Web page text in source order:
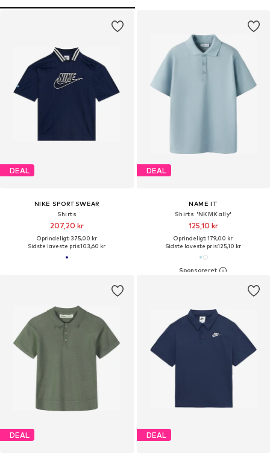
DEAL
NIKE SPORTSWEAR
Shirts
207,20 kr
Oprindeligt: 375,00 kr
Sidste laveste pris:103,60 kr
DEAL
NAME IT
Shirts 'NKMKally'
125,10 kr
Oprindeligt: 179,00 kr
Sidste laveste pris:125,10 kr
DEAL DEAL